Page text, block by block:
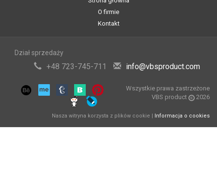
O firmie
Kontakt
Dział sprzedaży
+48 723-745-711 info@vbsproduct.com
Wszystkie prawa zastrzeżone
VBS product
2026
Nasza witryna korzysta z plików cookie | Informacja o cookies